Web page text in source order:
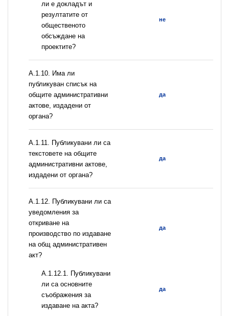
ли е докладът и
резултатите от
общественото
обсъждане на
проектите?
не
А.1.10. Има ли
публикуван списък на
общите административни
актове, издадени от
органа?
да
А.1.11. Публикувани ли са
текстовете на общите
административни актове,
издадени от органа?
да
А.1.12. Публикувани ли са
уведомления за
откриване на
производство по издаване
на общ административен
акт?
да
А.1.12.1. Публикувани
ли са основните
съображения за
издаване на акта?
да